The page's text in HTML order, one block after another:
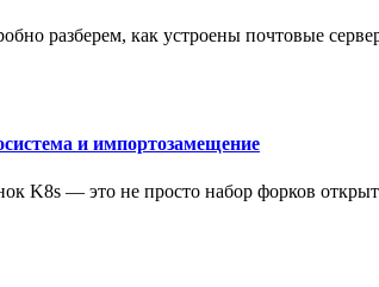
разберем, как устроены почтовые
и импортозамещение
K8s — это не просто набор форков